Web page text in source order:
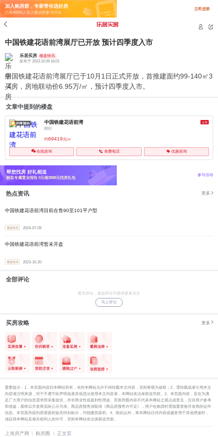
加入购房群，专家带你选好房
已有46950人加入微信群参与讨论
立即进群
中国铁建花语前湾展厅已开放 预计四季度入市
乐居买房
楼盘快讯
发布于 2023.10.09 16:01
中国铁建花语前湾展厅已于10月1日正式开放，首推建面约99-140㎡3
-4房，房地联动价6.95万/㎡，预计四季度入市。
文章中提到的楼盘
中国铁建花语前湾 在售
闵行
约69419元/㎡
在线咨询 免费电话 优惠咨询
帮您找房 好礼相送
获取专属置业报告 0元领3888元找房礼包
参与活动
热点资讯 更多
中国铁建花语前湾目前在售90至101平户型
楼盘快讯 2024-07-09
中国铁建花语前湾暂未开盘
楼盘快讯 2023-10-20
全部评论
暂无评论，发起评论可获得更多关注
马上评论
买房攻略 更多
重要提示：1、本页面内容归本网站所有，未经本网站允许不得转载本文内容，否则将视为侵权；2、需转载或者引用本文
内容请注明来源，对于不遵守此声明或者其他违法使用本文内容者，本网站依法保留追究权。3、本页面内容，旨在为满
足广大用户的信息需求而采集提供，并非商业性或盈利性用途。页面所载内容不代表本网站之观点或意见，仅供用户参考
和借鉴，最终以开发商实际公示为准。商品房预售须取得《商品房预售许可证》，用户在购房时需慎重查验开发商的证件
信息。本页面所提到房屋面积如无特别标示，均指建筑面积。4、除此以外，将本网站任何内容或服务用于其他用途时，
须征得本网站及相关权利人的许可，否则本网站依法保留追究权。
上海房产网 购房圈 正文页